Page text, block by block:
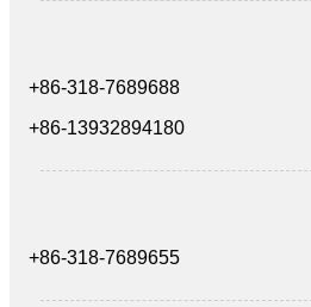
+86-318-7689688
+86-13932894180
+86-318-7689655